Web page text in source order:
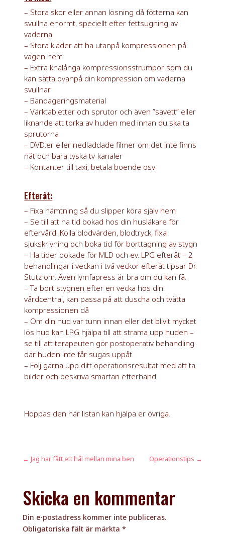
– Stora skor eller annan lösning då fötterna kan
svullna enormt, speciellt efter fettsugning av
vaderna
– Stora kläder att ha utanpå kompressionen på
vägen hem
– Extra knälånga kompressionsstrumpor som du
kan sätta ovanpå din kompression om vaderna
svullnar
– Bandageringsmaterial
– Värktabletter och sprutor och även ”savett” eller
liknande att torka av huden med innan du ska ta
sprutorna
– DVD:er eller nedladdade filmer om det inte finns
nät och bara tyska tv-kanaler
– Kontanter till taxi, betala boende osv
Efteråt:
– Fixa hämtning så du slipper köra själv hem
– Se till att ha tid bokad hos din husläkare för
eftervård. Kolla blodvärden, blodtryck, fixa
sjukskrivning och boka tid för borttagning av stygn
– Ha tider bokade för MLD och ev. LPG efteråt – 2
behandlingar i veckan i två veckor efteråt tipsar Dr.
Stutz om. Även lymfapress är bra om du kan få.
– Ta bort stygnen efter en vecka hos din
vårdcentral, kan passa på att duscha och tvätta
kompressionen då
– Om din hud var tunn innan eller det blivit mycket
lös hud kan LPG hjälpa till att strama upp huden –
se till att terapeuten gör postoperativ behandling
där huden inte får sugas uppåt
– Följ gärna upp ditt operationsresultat med att ta
bilder och beskriva smärtan efterhand
Hoppas den här listan kan hjälpa er övriga.
← Jag har fått ett hål mellan mina ben Operationstips →
Skicka en kommentar
Din e-postadress kommer inte publiceras.
Obligatoriska fält är märkta *